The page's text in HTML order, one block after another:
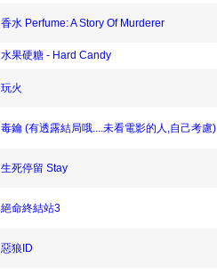
香水 Perfume: A Story Of Murderer
水果硬糖 - Hard Candy
玩火
毒鑰 (有透露結局哦....未看電影的人,自己考慮)
生死停留 Stay
絕命終結站3
惡狼ID